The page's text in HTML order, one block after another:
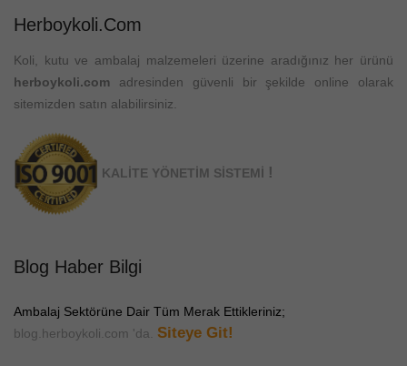
Herboykoli.com
Koli, kutu ve ambalaj malzemeleri üzerine aradığınız her ürünü
herboykoli.com adresinden güvenli bir şekilde online olarak
sitemizden satın alabilirsiniz.
KALİTE YÖNETİM SİSTEMİ !
Blog Haber Bilgi
Ambalaj Sektörüne Dair Tüm Merak Ettikleriniz;
blog.herboykoli.com 'da.
Siteye Git!